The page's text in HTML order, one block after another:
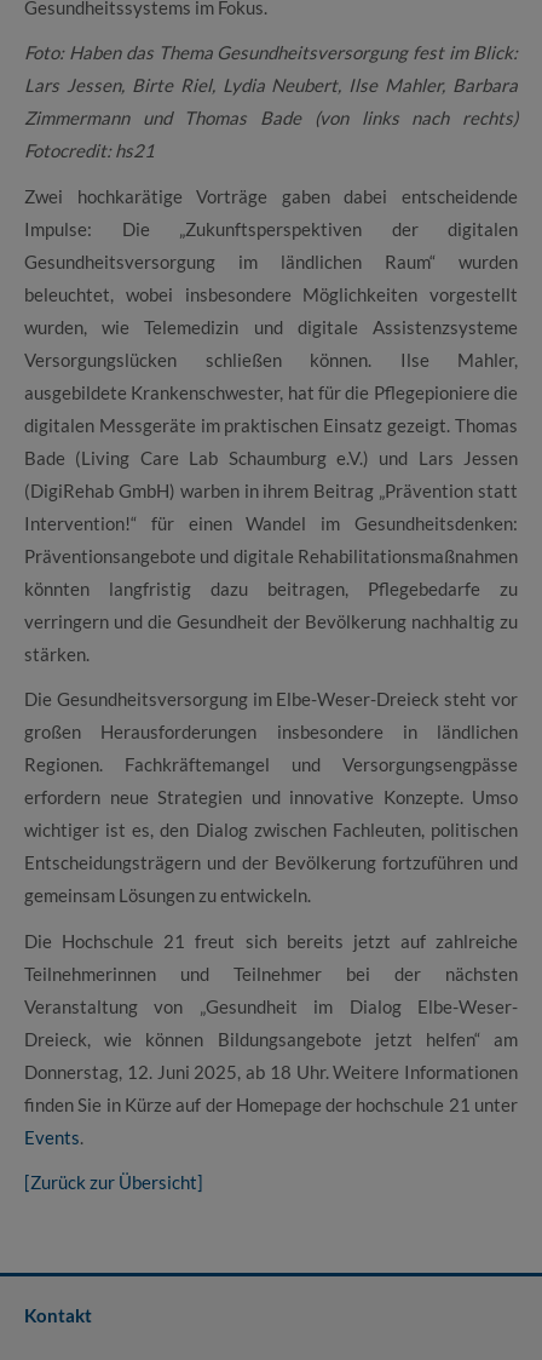
Gesundheitssystems im Fokus.
Foto: Haben das Thema Gesundheitsversorgung fest im Blick:
Lars Jessen, Birte Riel, Lydia Neubert, Ilse Mahler, Barbara
Zimmermann und Thomas Bade (von links nach rechts)
Fotocredit: hs21
Zwei hochkarätige Vorträge gaben dabei entscheidende
Impulse: Die „Zukunftsperspektiven der digitalen
Gesundheitsversorgung im ländlichen Raum“ wurden
beleuchtet, wobei insbesondere Möglichkeiten vorgestellt
wurden, wie Telemedizin und digitale Assistenzsysteme
Versorgungslücken schließen können. Ilse Mahler,
ausgebildete Krankenschwester, hat für die Pflegepioniere die
digitalen Messgeräte im praktischen Einsatz gezeigt. Thomas
Bade (Living Care Lab Schaumburg e.V.) und Lars Jessen
(DigiRehab GmbH) warben in ihrem Beitrag „Prävention statt
Intervention!“ für einen Wandel im Gesundheitsdenken:
Präventionsangebote und digitale Rehabilitationsmaßnahmen
könnten langfristig dazu beitragen, Pflegebedarfe zu
verringern und die Gesundheit der Bevölkerung nachhaltig zu
stärken.
Die Gesundheitsversorgung im Elbe-Weser-Dreieck steht vor
großen Herausforderungen insbesondere in ländlichen
Regionen. Fachkräftemangel und Versorgungsengpässe
erfordern neue Strategien und innovative Konzepte. Umso
wichtiger ist es, den Dialog zwischen Fachleuten, politischen
Entscheidungsträgern und der Bevölkerung fortzuführen und
gemeinsam Lösungen zu entwickeln.
Die Hochschule 21 freut sich bereits jetzt auf zahlreiche
Teilnehmerinnen und Teilnehmer bei der nächsten
Veranstaltung von „Gesundheit im Dialog Elbe-Weser-
Dreieck, wie können Bildungsangebote jetzt helfen“ am
Donnerstag, 12. Juni 2025, ab 18 Uhr. Weitere Informationen
finden Sie in Kürze auf der Homepage der hochschule 21 unter
Events.
[Zurück zur Übersicht]
Kontakt